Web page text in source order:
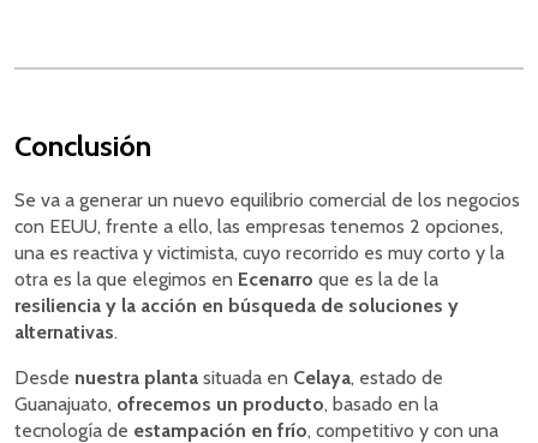
Conclusión
Se va a generar un nuevo equilibrio comercial de los negocios
con EEUU, frente a ello, las empresas tenemos 2 opciones,
una es reactiva y victimista, cuyo recorrido es muy corto y la
otra es la que elegimos en Ecenarro que es la de la
resiliencia y la acción en búsqueda de soluciones y
alternativas.
Desde nuestra planta situada en Celaya, estado de
Guanajuato, ofrecemos un producto, basado en la
tecnología de estampación en frío, competitivo y con una